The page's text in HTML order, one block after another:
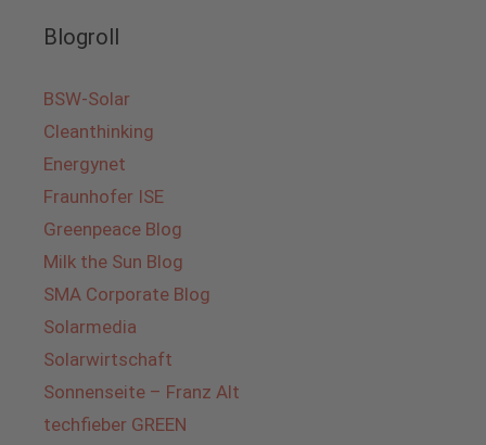
Blogroll
BSW-Solar
Cleanthinking
Energynet
Fraunhofer ISE
Greenpeace Blog
Milk the Sun Blog
SMA Corporate Blog
Solarmedia
Solarwirtschaft
Sonnenseite – Franz Alt
techfieber GREEN